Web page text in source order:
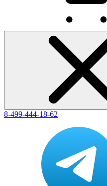
8-499-444-18-62